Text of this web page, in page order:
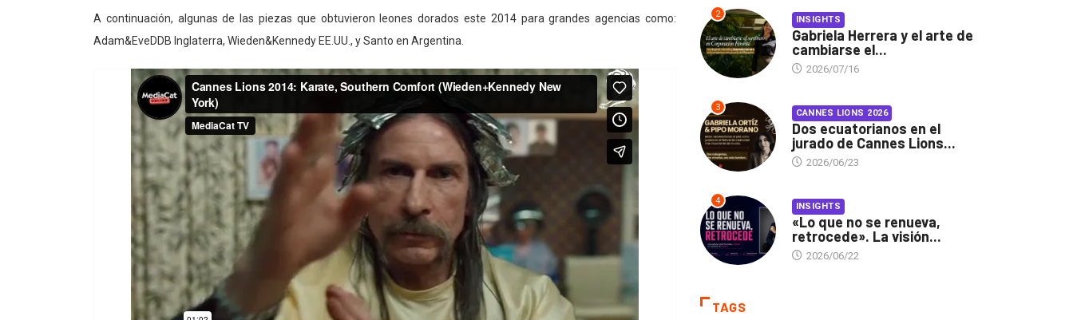
A continuación, algunas de las piezas que obtuvieron leones dorados este 2014 para grandes agencias como:
Adam&EveDDB Inglaterra, Wieden&Kennedy EE.UU., y Santo en Argentina.
2 INSIGHTS
Gabriela Herrera y el arte de
cambiarse el...
2026/07/16
3 CANNES LIONS 2026
Dos ecuatorianos en el
jurado de Cannes Lions...
2026/06/23
4 INSIGHTS
«Lo que no se renueva,
retrocede». La visión...
2026/06/22
TAGS